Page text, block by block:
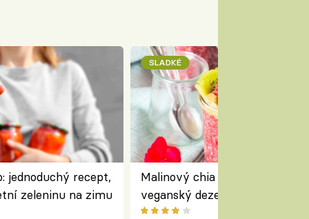
jednoduchý recept,
zeleninu na zimu
SLADKÉ
Malinový chia pudink s
veganský dezert plný ovoce a
ořechů